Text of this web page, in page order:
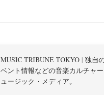
MUSIC TRIBUNE TOKYO | 独自
ベント情報などの音楽カルチャ
ュージック・メディア。